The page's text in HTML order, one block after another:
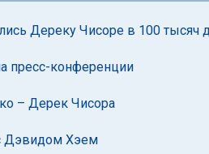
Дереку Чисоре в 100 тысяч
пресс-конференции
– Дерек Чисора
Дэвидом Хэем